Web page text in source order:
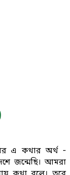
এ কথার অর্থ -
জন্মেছি। আমরা
কথা বলে। তবে